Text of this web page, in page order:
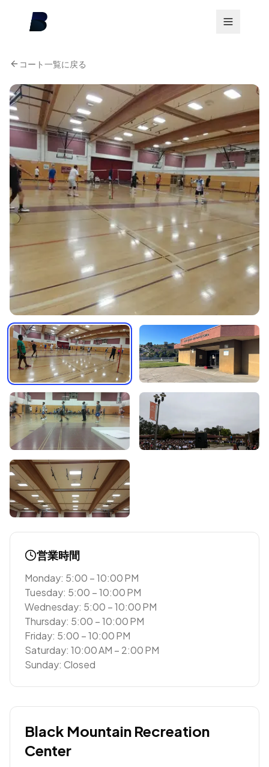
コート一覧に戻る
営業時間
Monday: 5:00 – 10:00 PM
Tuesday: 5:00 – 10:00 PM
Wednesday: 5:00 – 10:00 PM
Thursday: 5:00 – 10:00 PM
Friday: 5:00 – 10:00 PM
Saturday: 10:00 AM – 2:00 PM
Sunday: Closed
Black Mountain Recreation
Center